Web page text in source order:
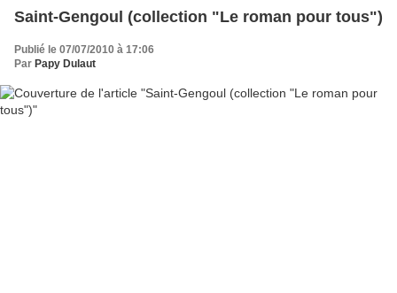
Saint-Gengoul (collection "Le roman pour tous")
Publié le 07/07/2010 à 17:06
Par Papy Dulaut